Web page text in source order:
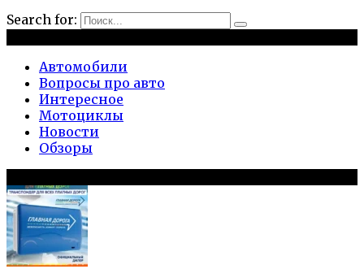
Search for:
Автомобили
Вопросы про авто
Интересное
Мотоциклы
Новости
Обзоры